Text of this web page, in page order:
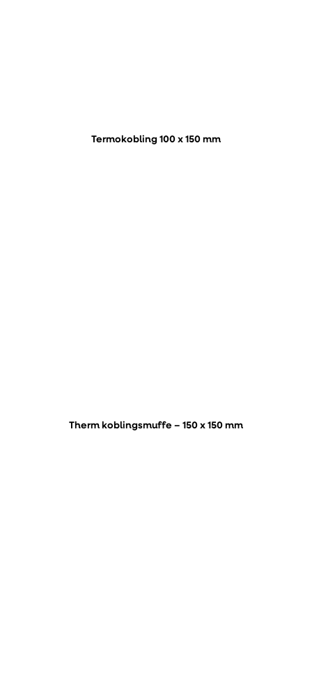
Termokobling 100 x 150 mm
Therm koblingsmuffe – 150 x 150 mm